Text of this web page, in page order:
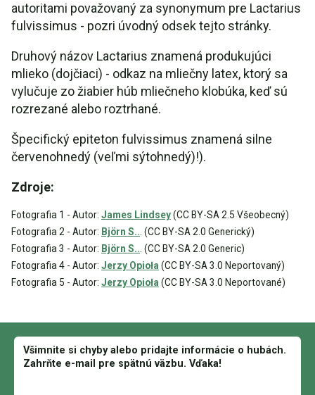
autoritami považovaný za synonymum pre Lactarius
fulvissimus - pozri úvodný odsek tejto stránky.
Druhový názov Lactarius znamená produkujúci
mlieko (dojčiaci) - odkaz na mliečny latex, ktorý sa
vylučuje zo žiabier húb mliečneho klobúka, keď sú
rozrezané alebo roztrhané.
Špecifický epiteton fulvissimus znamená silne
červenohnedý (veľmi sýtohnedý)!).
Zdroje:
Fotografia 1 - Autor: James Lindsey(CC BY-SA 2.5 Všeobecný)
Fotografia 2 - Autor: Björn S.. . (CC BY-SA 2.0 Generický)
Fotografia 3 - Autor: Björn S.. . (CC BY-SA 2.0 Generic)
Fotografia 4 - Autor: Jerzy Opioła (CC BY-SA 3.0 Neportovaný)
Fotografia 5 - Autor: Jerzy Opioła (CC BY-SA 3.0 Neportované)